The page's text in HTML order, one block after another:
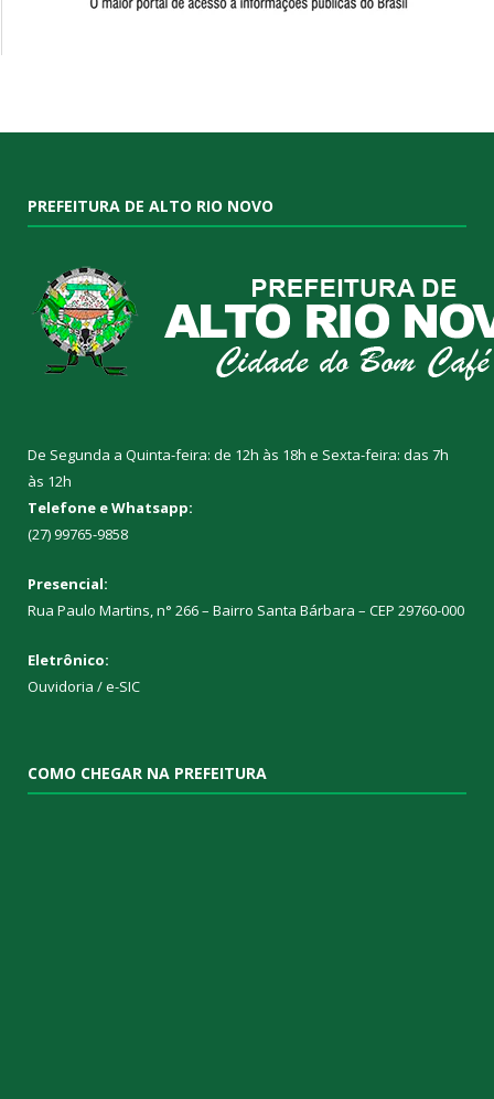
PREFEITURA DE ALTO RIO NOVO
De Segunda a Quinta-feira: de 12h às 18h e Sexta-feira: das 7h
às 12h
Telefone e Whatsapp:
(27) 99765-9858
Presencial:
Rua Paulo Martins, n° 266 – Bairro Santa Bárbara – CEP 29760-000
Eletrônico:
Ouvidoria /e-SIC
COMO CHEGAR NA PREFEITURA